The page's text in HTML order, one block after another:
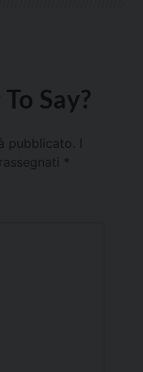
Say?
pubblicato.
*